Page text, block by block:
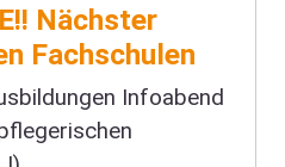
Nächster
Fachschulen
Infoabend